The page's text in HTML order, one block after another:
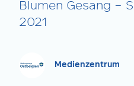
Blumen Gesang –
2021
Medienzentrum